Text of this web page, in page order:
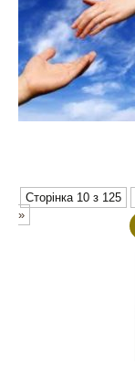
Сторінка 10 з 125
»